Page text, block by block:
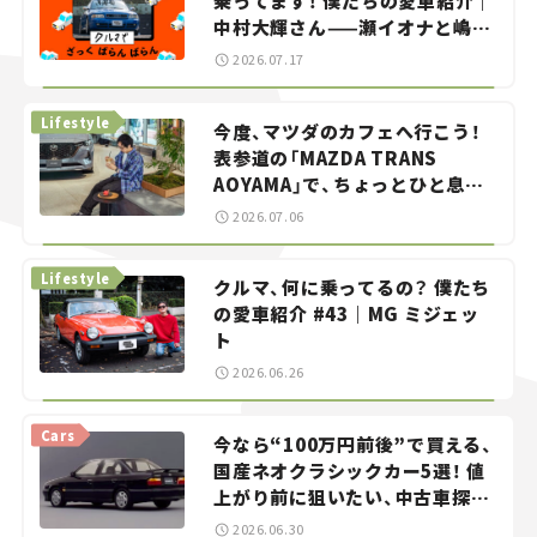
中村大輝さん——瀬イオナと嶋田
智之の「クルマでざっくばらんば
2026.07.17
今度、マツダのカフェへ行こう！
表参道の「MAZDA TRANS
AOYAMA」で、ちょっとひと息。
——連載｜CCGとクルマでどうす
Lifestyle
2026.07.06
クルマ、何に乗ってるの？ 僕たち
の愛車紹介 #43｜MG ミジェッ
ト
Lifestyle
2026.06.26
今なら“100万円前後”で買える、
国産ネオクラシックカー5選！ 値
上がり前に狙いたい、中古車探し
をお手伝い――ちょっとイケてるマ
Cars
2026.06.30